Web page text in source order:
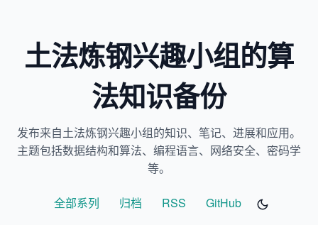
土法炼钢兴趣小组的算
法知识备份
发布来自土法炼钢兴趣小组的知识、笔记、进展和应用。
主题包括数据结构和算法、编程语言、网络安全、密码学
等。
全部系列 归档 RSS GitHub